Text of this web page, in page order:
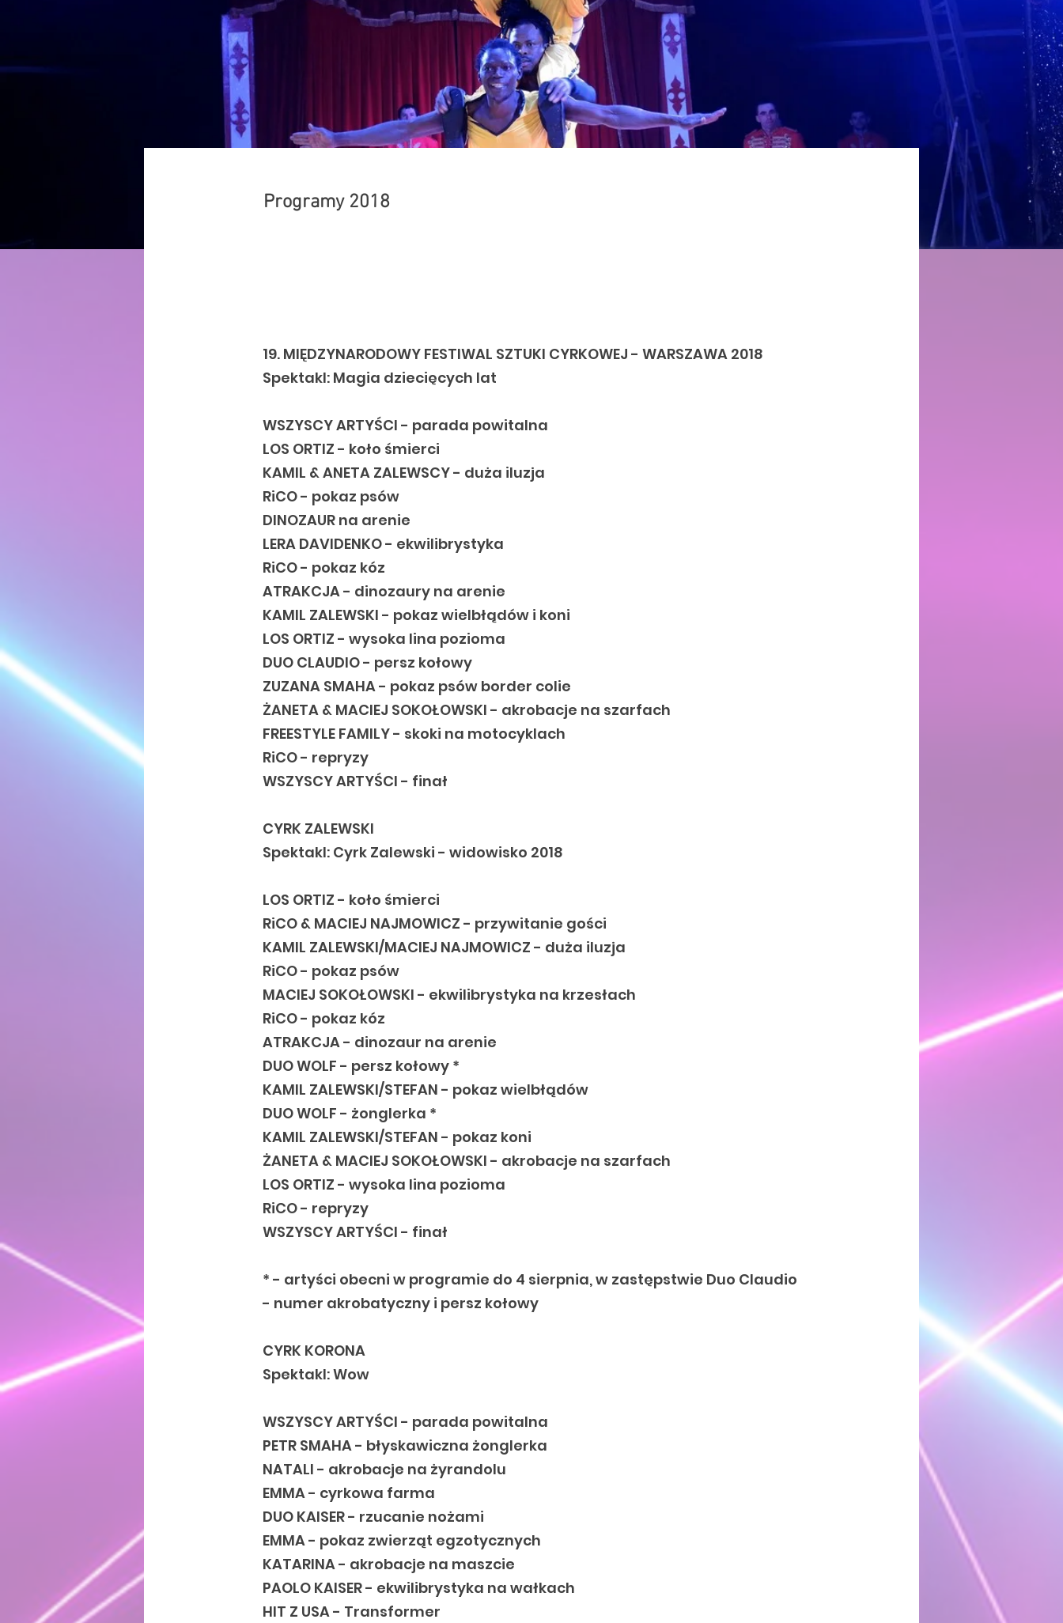
Programy 2018
19. MIĘDZYNARODOWY FESTIWAL SZTUKI CYRKOWEJ - WARSZAWA 2018
Spektakl: Magia dziecięcych lat
WSZYSCY ARTYŚCI - parada powitalna
LOS ORTIZ - koło śmierci
KAMIL & ANETA ZALEWSCY - duża iluzja
RiCO - pokaz psów
DINOZAUR na arenie
LERA DAVIDENKO - ekwilibrystyka
RiCO - pokaz kóz
ATRAKCJA - dinozaury na arenie
KAMIL ZALEWSKI - pokaz wielbłądów i koni
LOS ORTIZ - wysoka lina pozioma
DUO CLAUDIO - persz kołowy
ZUZANA SMAHA - pokaz psów border colie
ŻANETA & MACIEJ SOKOŁOWSKI - akrobacje na szarfach
FREESTYLE FAMILY - skoki na motocyklach
RiCO - repryzy
WSZYSCY ARTYŚCI - finał
CYRK ZALEWSKI
Spektakl: Cyrk Zalewski - widowisko 2018
LOS ORTIZ - koło śmierci
RiCO & MACIEJ NAJMOWICZ - przywitanie gości
KAMIL ZALEWSKI/MACIEJ NAJMOWICZ - duża iluzja
RiCO - pokaz psów
MACIEJ SOKOŁOWSKI - ekwilibrystyka na krzesłach
RiCO - pokaz kóz
ATRAKCJA - dinozaur na arenie
DUO WOLF - persz kołowy *
KAMIL ZALEWSKI/STEFAN - pokaz wielbłądów
DUO WOLF - żonglerka *
KAMIL ZALEWSKI/STEFAN - pokaz koni
ŻANETA & MACIEJ SOKOŁOWSKI - akrobacje na szarfach
LOS ORTIZ - wysoka lina pozioma
RiCO - repryzy
WSZYSCY ARTYŚCI - finał
* - artyści obecni w programie do 4 sierpnia, w zastępstwie Duo Claudio
- numer akrobatyczny i persz kołowy
CYRK KORONA
Spektakl: Wow
WSZYSCY ARTYŚCI - parada powitalna
PETR SMAHA - błyskawiczna żonglerka
NATALI - akrobacje na żyrandolu
EMMA - cyrkowa farma
DUO KAISER - rzucanie nożami
EMMA - pokaz zwierząt egzotycznych
KATARINA - akrobacje na maszcie
PAOLO KAISER - ekwilibrystyka na wałkach
HIT Z USA - Transformer